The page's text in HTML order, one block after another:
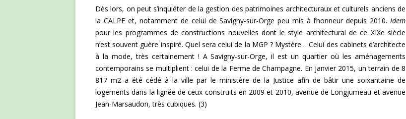
Dès lors, on peut s’inquiéter de la gestion des patrimoines architecturaux et culturels anciens de
la CALPE et, notamment de celui de Savigny-sur-Orge peu mis à l’honneur depuis 2010. Idem
pour les programmes de constructions nouvelles dont le style architectural de ce XIXe siècle
n’est souvent guère inspiré. Quel sera celui de la MGP ? Mystère… Celui des cabinets d’architecte
à la mode, très certainement ! A Savigny-sur-Orge, il est un quartier où les aménagements
contemporains se multiplient : celui de la Ferme de Champagne. En janvier 2015, un terrain de 8
817 m2 a été cédé à la ville par le ministère de la Justice afin de bâtir une soixantaine de
logements dans la lignée de ceux construits en 2009 et 2010, avenue de Longjumeau et avenue
Jean-Marsaudon, très cubiques. (3)